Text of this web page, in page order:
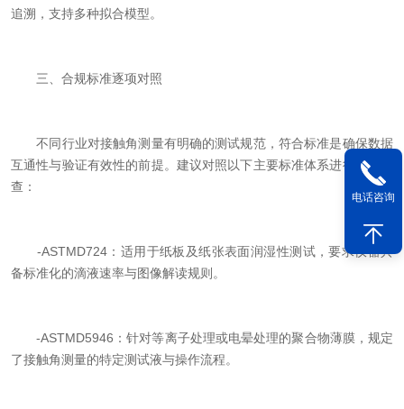
追溯，支持多种拟合模型。
三、合规标准逐项对照
不同行业对接触角测量有明确的测试规范，符合标准是确保数据
互通性与验证有效性的前提。建议对照以下主要标准体系进行功能核
查：
-ASTMD724：适用于纸板及纸张表面润湿性测试，要求仪器具
备标准化的滴液速率与图像解读规则。
-ASTMD5946：针对等离子处理或电晕处理的聚合物薄膜，规定
了接触角测量的特定测试液与操作流程。
电话咨询